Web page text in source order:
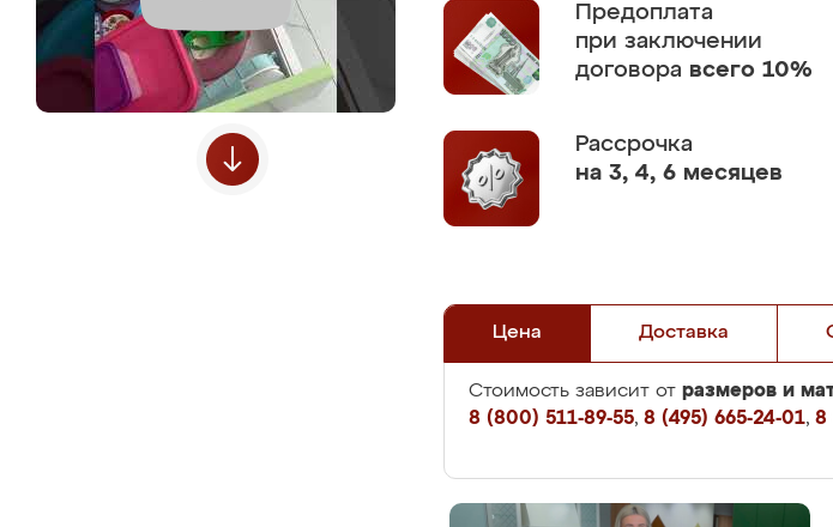
Предоплата
при заключении
договора всего 10%
Рассрочка
на 3, 4, 6 месяцев
Цена Доставка
Стоимость зависит от размеров и
8 (800) 511-89-55, 8 (495) 665-24-01, 8